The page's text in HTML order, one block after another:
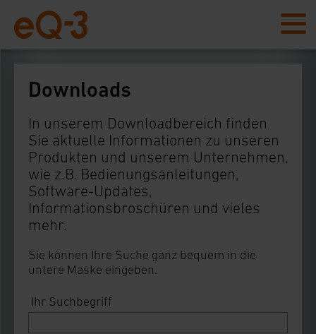
Downloads
In unserem Downloadbereich finden
Sie aktuelle Informationen zu unseren
Produkten und unserem Unternehmen,
wie z.B. Bedienungsanleitungen,
Software-Updates,
Informationsbroschüren und vieles
mehr.
Sie können Ihre Suche ganz bequem in die
untere Maske eingeben.
Ihr Suchbegriff